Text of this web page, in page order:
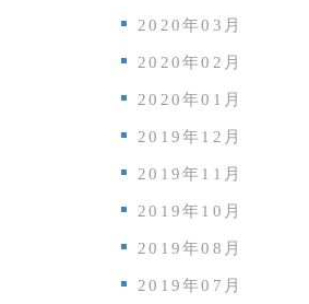
2020年03月
2020年02月
2020年01月
2019年12月
2019年11月
2019年10月
2019年08月
2019年07月